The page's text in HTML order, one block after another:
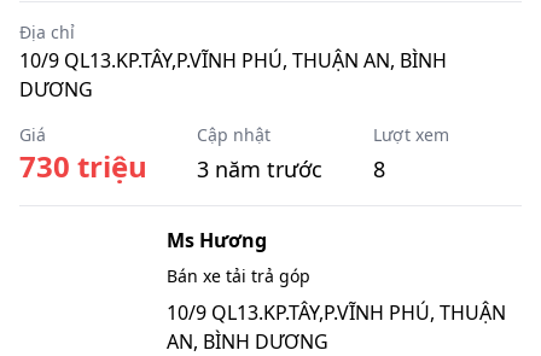
Địa chỉ
10/9 QL13.KP.TÂY,P.VĨNH PHÚ, THUẬN AN, BÌNH
DƯƠNG
Giá
730 triệu
Cập nhật
3 năm trước
Lượt xem
8
Ms Hương
Bán xe tải trả góp
10/9 QL13.KP.TÂY,P.VĨNH PHÚ, THUẬN
AN, BÌNH DƯƠNG